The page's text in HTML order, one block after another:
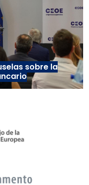
sobre la